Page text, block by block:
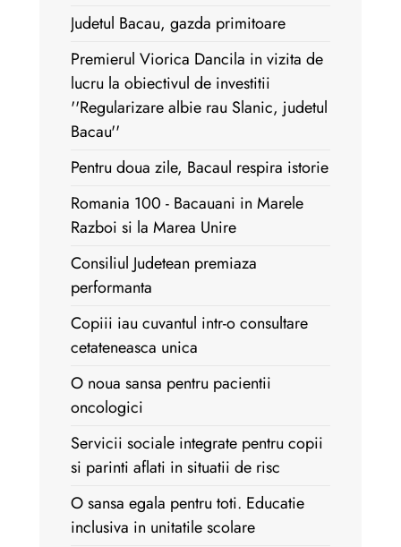
Judetul Bacau, gazda primitoare
Premierul Viorica Dancila in vizita de
lucru la obiectivul de investitii
''Regularizare albie rau Slanic, judetul
Bacau''
Pentru doua zile, Bacaul respira istorie
Romania 100 - Bacauani in Marele
Razboi si la Marea Unire
Consiliul Judetean premiaza
performanta
Copiii iau cuvantul intr-o consultare
cetateneasca unica
O noua sansa pentru pacientii
oncologici
Servicii sociale integrate pentru copii
si parinti aflati in situatii de risc
O sansa egala pentru toti. Educatie
inclusiva in unitatile scolare